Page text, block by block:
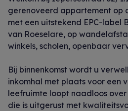
gerenoveerd appartement op
met een uitstekend EPC-label
van Roeselare, op
winkels, scholen, openbaar
Bij binnenkomst wordt u
inkomhal met plaats voor een
leefruimte loopt naadloos
die is uitgerust met